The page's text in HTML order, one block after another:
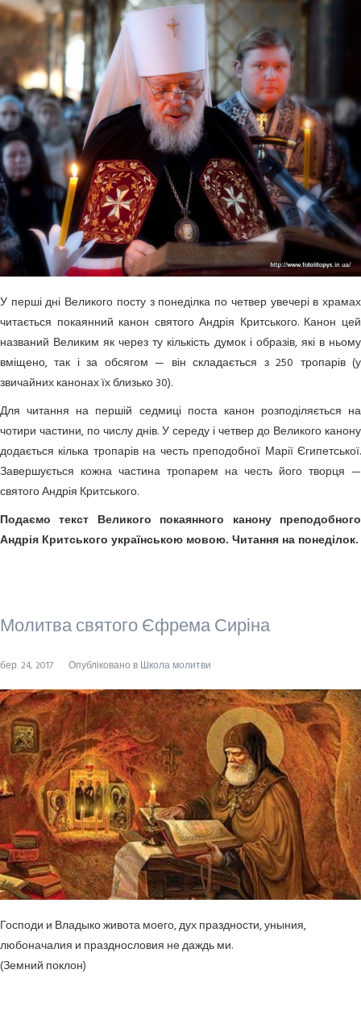
У перші дні Великого посту з понеділка по четвер увечері в храмах
читається покаянний канон святого Андрія Критського. Канон цей
названий Великим як через ту кількість думок і образів, які в ньому
вміщено, так і за обсягом — він складається з 250 тропарів (у
звичайних канонах їх близько 30).
Для читання на першій седмиці поста канон розподіляється на
чотири частини, по числу днів. У середу і четвер до Великого канону
додається кілька тропарів на честь преподобної Марії Єгипетської.
Завершується кожна частина тропарем на честь його творця —
святого Андрія Критського.
Подаємо текст Великого покаянного канону преподобного
Андрія Критського українською мовою. Читання на понеділок.
Молитва святого Єфрема Сиріна
бер. 24, 2017 Опубліковано в Школа молитви
Господи и Владыко живота моего, дух праздности, уныния,
любоначалия и празднословия не даждь ми.
(Земний поклон)